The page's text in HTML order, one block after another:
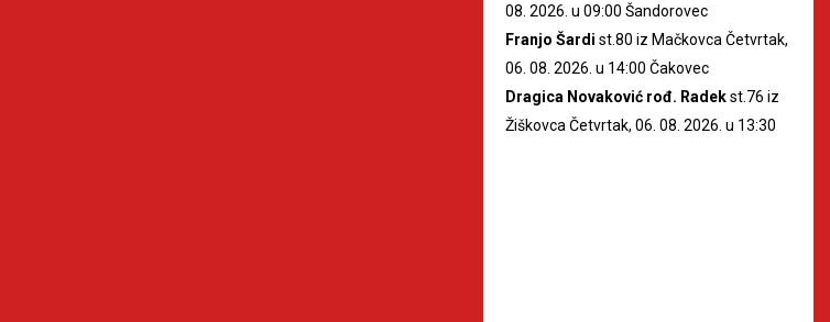
08. 2026. u 09:00 Šandorovec
Franjo Šardi st.80 iz Mačkovca Četvrtak,
06. 08. 2026. u 14:00 Čakovec
Dragica Novaković rođ. Radekst.76 iz
Žiškovca Četvrtak, 06. 08. 2026. u 13:30